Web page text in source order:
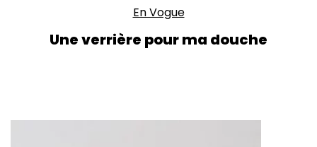
En Vogue
Une verrière pour ma douche